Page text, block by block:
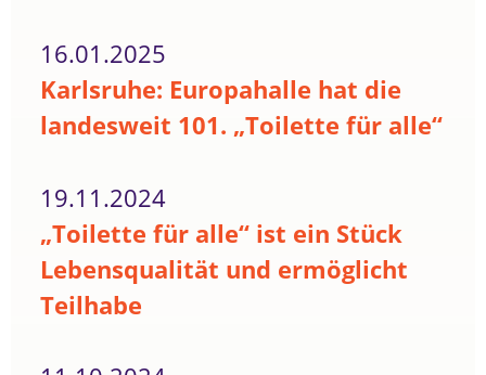
16.01.2025
Karlsruhe: Europahalle hat die
landesweit 101. „Toilette für alle“
19.11.2024
„Toilette für alle“ ist ein Stück
Lebensqualität und ermöglicht
Teilhabe